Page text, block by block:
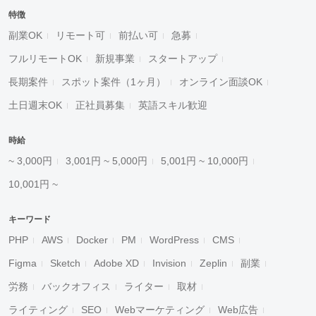
特徴
副業OK リモート可 前払い可 急募
フルリモートOK 新規事業 スタートアップ
長期案件 スポット案件（1ヶ月） オンライン面談OK
土日週末OK 正社員募集 英語スキル歓迎
時給
~ 3,000円 3,001円 ~ 5,000円 5,001円 ~ 10,000円
10,001円 ~
キーワード
PHP AWS Docker PM WordPress CMS
Figma Sketch Adobe XD Invision Zeplin 副業
労務 バックオフィス ライター 取材
ライティング SEO Webマーケティング Web広告